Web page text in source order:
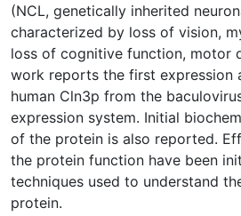
(NCL, genetically inherited
characterized by loss of vision,
loss of cognitive function, motor
work reports the first expression
human Cln3p from the
expression system. Initial
of the protein is also reported.
the protein function have been
techniques used to understand
protein.